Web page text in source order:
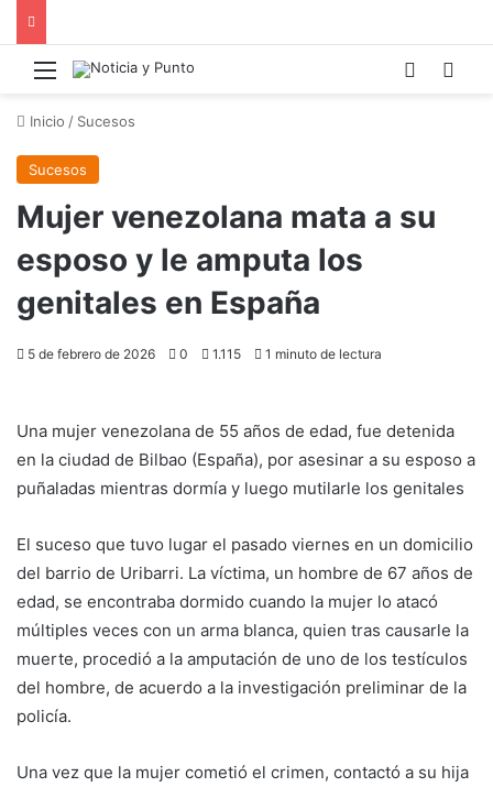
Menú Switch
Inicio / Sucesos
Sucesos
Mujer venezolana mata a su
esposo y le amputa los
genitales en España
5 de febrero de 2026 0 1.115 1 minuto de lectura
Una mujer venezolana de 55 años de edad, fue detenida
en la ciudad de Bilbao (España), por asesinar a su esposo a
puñaladas mientras dormía y luego mutilarle los genitales
El suceso que tuvo lugar el pasado viernes en un domicilio
del barrio de Uribarri. La víctima, un hombre de 67 años de
edad, se encontraba dormido cuando la mujer lo atacó
múltiples veces con un arma blanca, quien tras causarle la
muerte, procedió a la amputación de uno de los testículos
del hombre, de acuerdo a la investigación preliminar de la
policía.
Una vez que la mujer cometió el crimen, contactó a su hija